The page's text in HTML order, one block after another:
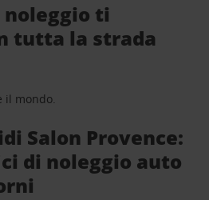
noleggio ti
tutta la strada
il mondo.
Salon Provence:
di noleggio auto